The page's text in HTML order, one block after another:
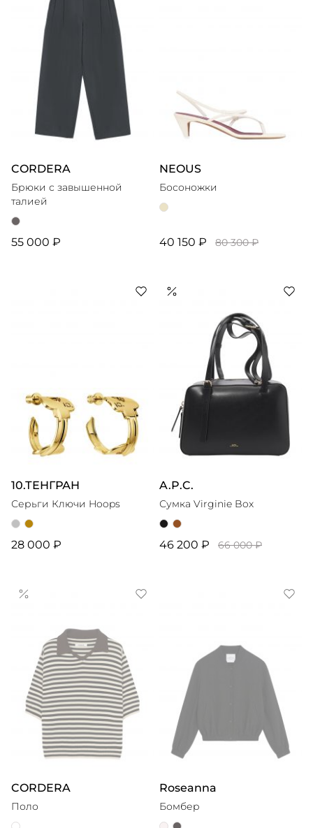
CORDERA
Брюки с завышенной
талией
55 000 ₽
NEOUS
Босоножки
40 150 ₽ 80 300 ₽
10.ТЕНГРАН
Серьги Ключи Hoops
28 000 ₽
A.P.C.
Сумка Virginie Box
46 200 ₽ 66 000 ₽
CORDERA
Поло
Roseanna
Бомбер